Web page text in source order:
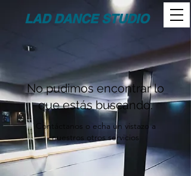
LAD DANCE STUDIO
No pudimos encontrar lo
que estás buscando.
Contáctanos o echa un vistazo a
nuestros otros servicios